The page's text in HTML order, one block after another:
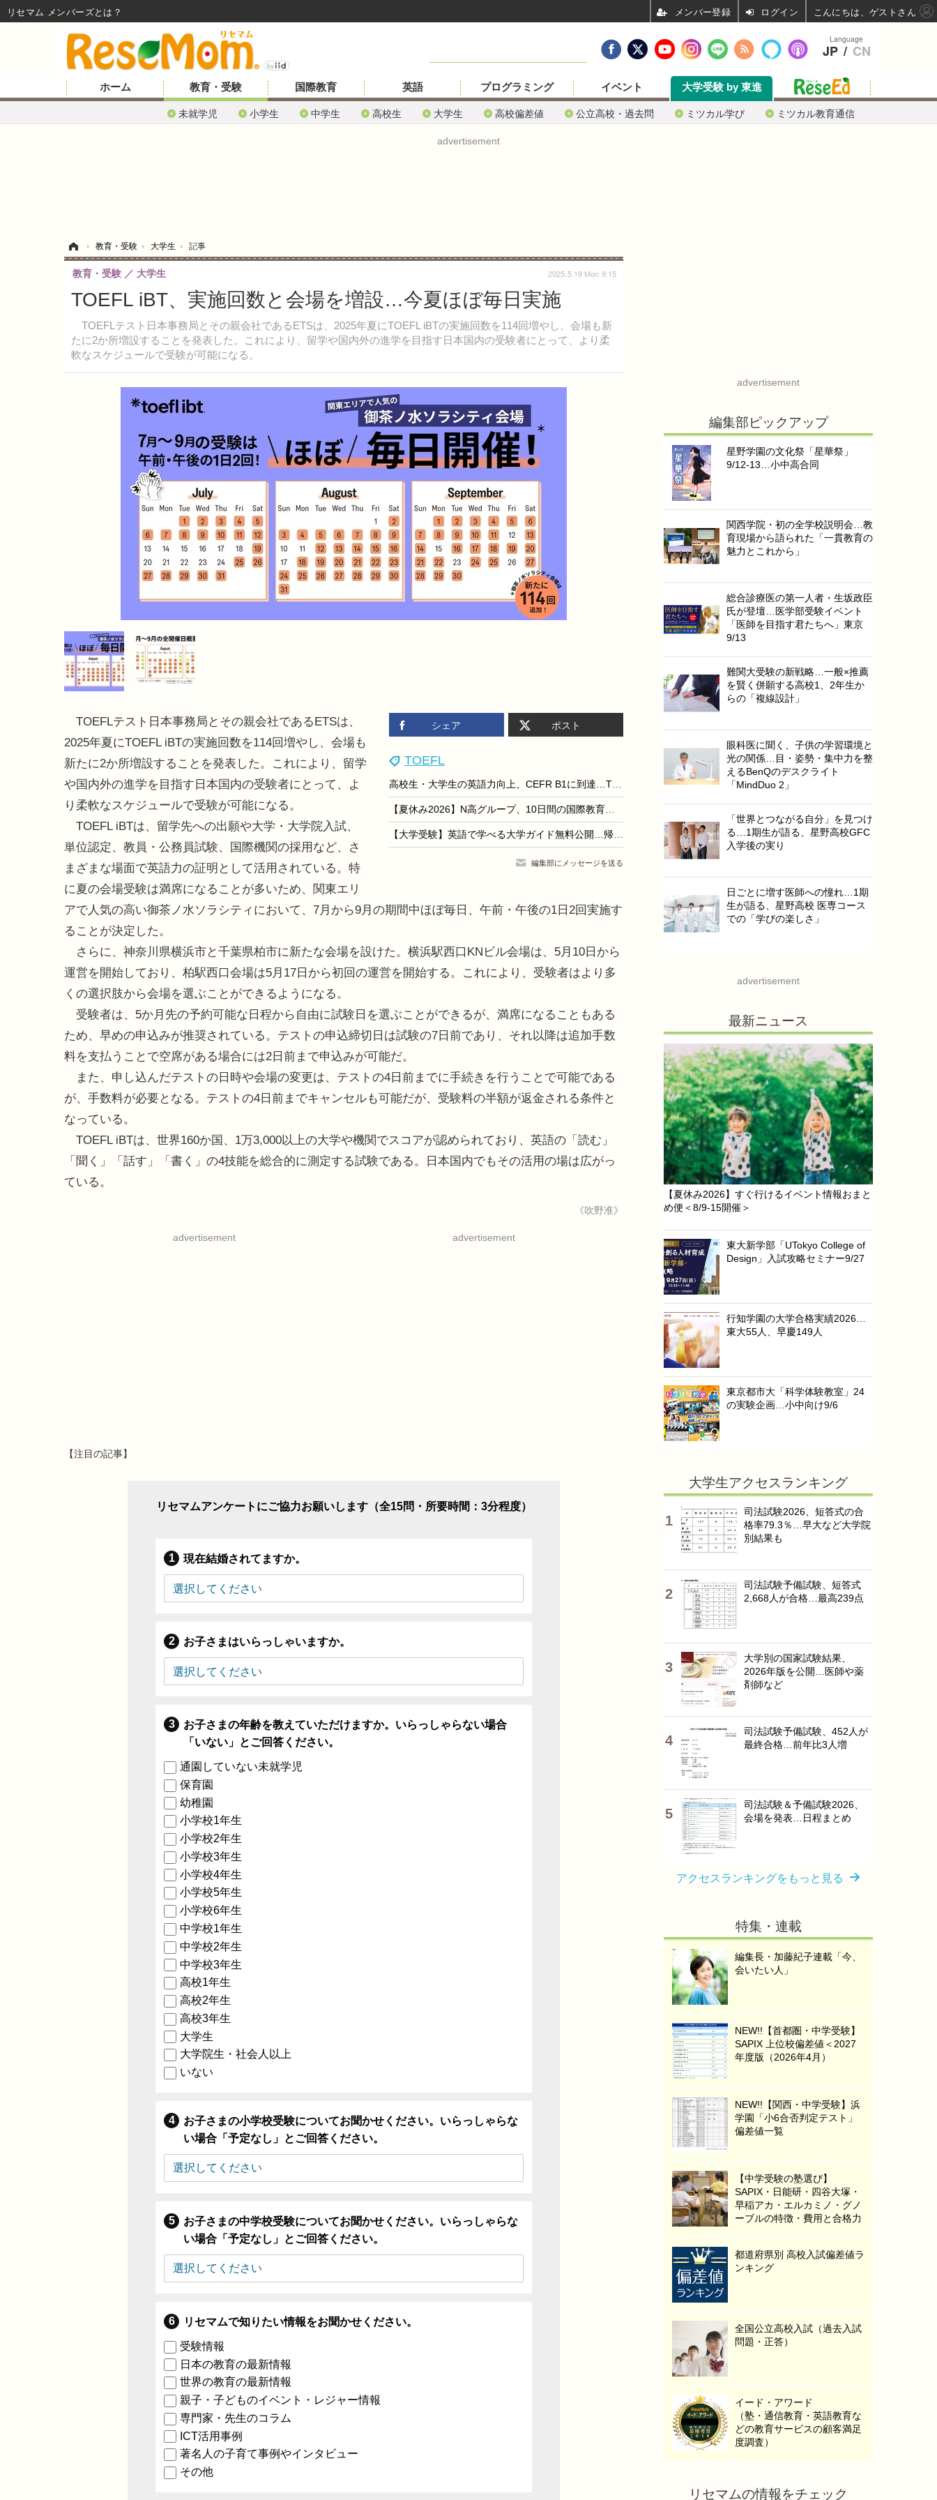
ホーム 教育・受験
未就学児 小学生 中学生 高校生 大学生 高校偏差値 公立高校・過去問 ミツカル学び ミツカル教育通信
国際教育 英語 プログラミング イベント 大学受験 by 東進
advertisement
› 教育・受験 › 大学生 › 記事
TOEFL iBT、実施回数と会場を増設…今夏ほぼ毎日実施
TOEFLテスト日本事務局とその親会社であるETSは、2025年夏にTOEFL iBTの実施回数を114回増やし、会場も新
たに2か所増設することを発表した。これにより、留学や国内外の進学を目指す日本国内の受験者にとって、より柔
軟なスケジュールで受験が可能になる。
教育・受験 大学生 2025.5.19 Mon 9:15
シェア ポスト
TOEFL
高校生・大学生の英語力向上、CEFR B1に到達…TOEFL
【夏休み2026】N高グループ、10日間の国際教育プログラム…高校生募集
【大学受験】英語で学べる大学ガイド無料公開…帰国子女アカデミー
編集部にメッセージを送る
TOEFLテスト日本事務局とその親会社であるETSは、
2025年夏にTOEFL iBTの実施回数を114回増やし、会場も
新たに2か所増設することを発表した。これにより、留学
や国内外の進学を目指す日本国内の受験者にとって、よ
り柔軟なスケジュールで受験が可能になる。
TOEFL iBTは、留学先への出願や大学・大学院入試、
単位認定、教員・公務員試験、国際機関の採用など、さ
まざまな場面で英語力の証明として活用されている。特
に夏の会場受験は満席になることが多いため、関東エリ
アで人気の高い御茶ノ水ソラシティにおいて、7月から9月の期間中ほぼ毎日、午前・午後の1日2回実施す
ることが決定した。
さらに、神奈川県横浜市と千葉県柏市に新たな会場を設けた。横浜駅西口KNビル会場は、5月10日から
運営を開始しており、柏駅西口会場は5月17日から初回の運営を開始する。これにより、受験者はより多
くの選択肢から会場を選ぶことができるようになる。
受験者は、5か月先の予約可能な日程から自由に試験日を選ぶことができるが、満席になることもある
ため、早めの申込みが推奨されている。テストの申込締切日は試験の7日前であり、それ以降は追加手数
料を支払うことで空席がある場合には2日前まで申込みが可能だ。
また、申し込んだテストの日時や会場の変更は、テストの4日前までに手続きを行うことで可能である
が、手数料が必要となる。テストの4日前までキャンセルも可能だが、受験料の半額が返金される条件と
なっている。
TOEFL iBTは、世界160か国、1万3,000以上の大学や機関でスコアが認められており、英語の「読む」
「聞く」「話す」「書く」の4技能を総合的に測定する試験である。日本国内でもその活用の場は広がっ
ている。
《吹野准》
advertisement advertisement
【注目の記事】
リセマムアンケートにご協力お願いします（全15問・所要時間：3分程度）
現在結婚されてますか。
お子さまはいらっしゃいますか。
お子さまの年齢を教えていただけますか。いらっしゃらない場合
「いない」とご回答ください。
通園していない未就学児
保育園
幼稚園
小学校1年生
小学校2年生
小学校3年生
小学校4年生
小学校5年生
小学校6年生
中学校1年生
中学校2年生
中学校3年生
高校1年生
高校2年生
高校3年生
大学生
大学院生・社会人以上
いない
お子さまの小学校受験についてお聞かせください。いらっしゃらな
い場合「予定なし」とご回答ください。
お子さまの中学校受験についてお聞かせください。いらっしゃらな
い場合「予定なし」とご回答ください。
リセマムで知りたい情報をお聞かせください。
受験情報
日本の教育の最新情報
世界の教育の最新情報
親子・子どものイベント・レジャー情報
専門家・先生のコラム
ICT活用事例
著名人の子育て事例やインタビュー
その他
advertisement
編集部ピックアップ
星野学園の文化祭「星華祭」
9/12-13…小中高合同
関西学院・初の全学校説明会…教
育現場から語られた「一貫教育の
魅力とこれから」
総合診療医の第一人者・生坂政臣
氏が登壇…医学部受験イベント
「医師を目指す君たちへ」東京
9/13
難関大受験の新戦略…一般×推薦
を賢く併願する高校1、2年生か
らの「複線設計」
眼科医に聞く、子供の学習環境と
光の関係…目・姿勢・集中力を整
えるBenQのデスクライト
「MindDuo 2」
「世界とつながる自分」を見つけ
る…1期生が語る、星野高校GFC
入学後の実り
日ごとに増す医師への憧れ…1期
生が語る、星野高校 医専コース
での「学びの楽しさ」
advertisement
最新ニュース
【夏休み2026】すぐ行けるイベント情報おまと
め便＜8/9-15開催＞
東大新学部「UTokyo College of
Design」入試攻略セミナー9/27
行知学園の大学合格実績2026…
東大55人、早慶149人
東京都市大「科学体験教室」24
の実験企画…小中向け9/6
大学生アクセスランキング
司法試験2026、短答式の合
格率79.3％…早大など大学院
別結果も
司法試験予備試験、短答式
2,668人が合格…最高239点
大学別の国家試験結果、
2026年版を公開…医師や薬
剤師など
司法試験予備試験、452人が
最終合格…前年比3人増
司法試験＆予備試験2026、
会場を発表…日程まとめ
アクセスランキングをもっと見る
特集・連載
編集長・加藤紀子連載「今、
会いたい人」
NEW!!【首都圏・中学受験】
SAPIX 上位校偏差値＜2027
年度版（2026年4月）
NEW!!【関西・中学受験】浜
学園「小6合否判定テスト」
偏差値一覧
【中学受験の塾選び】
SAPIX・日能研・四谷大塚・
早稲アカ・エルカミノ・グノ
ーブルの特徴・費用と合格力
都道府県別 高校入試偏差値ラ
ンキング
全国公立高校入試（過去入試
問題・正答）
イード・アワード
（塾・通信教育・英語教育な
どの教育サービスの顧客満足
度調査）
リセマムの情報をチェック
Language
JP / CN
リセマム メンバーズ ログイン こんにちは、ゲストさん